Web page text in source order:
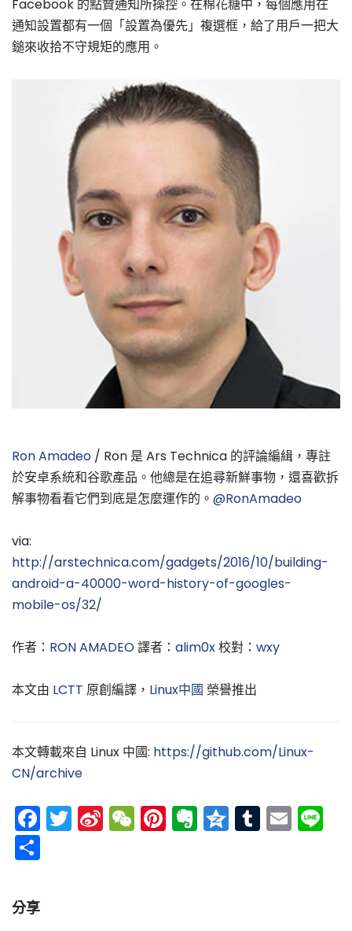
Facebook 的點贊通知所操控。在棉花糖中，每個應用在
通知設置都有一個「設置為優先」複選框，給了用戶一把大
鎚來收拾不守規矩的應用。
Ron Amadeo / Ron 是 Ars Technica 的評論編緝，專註
於安卓系統和谷歌產品。他總是在追尋新鮮事物，還喜歡拆
解事物看看它們到底是怎麼運作的。 @RonAmadeo
via:
http://arstechnica.com/gadgets/2016/10/building-
android-a-40000-word-history-of-googles-
mobile-os/32/
作者： RON AMADEO譯者： alim0x校對： wxy
本文由 LCTT 原創編譯， Linux中國 榮譽推出
本文轉載來自 Linux 中國: https://github.com/Linux-
CN/archive
Facebook
Twitter
Sina
Weibo
WeChat
Pinterest
Evernote
Qzone
Tumblr
分享